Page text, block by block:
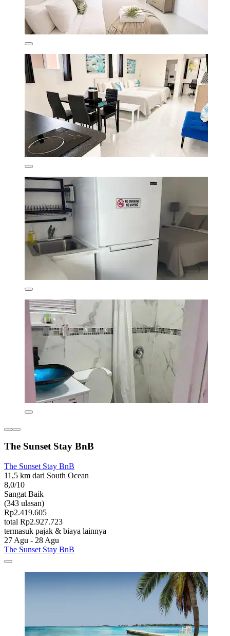
The Sunset Stay BnB
The Sunset Stay BnB
11,5 km dari South Ocean
8,0/10
Sangat Baik
(343 ulasan)
Rp2.419.605
total Rp2.927.723
termasuk pajak & biaya lainnya
27 Agu - 28 Agu
The Sunset Stay BnB